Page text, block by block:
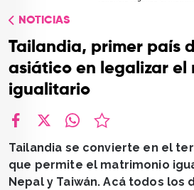
CONTACTO
NOTICIAS
Tailandia, primer país
asiático en legalizar el
igualitario
Tailandia se convierte en el
que permite el matrimonio
Nepal y Taiwán. Acá todos los